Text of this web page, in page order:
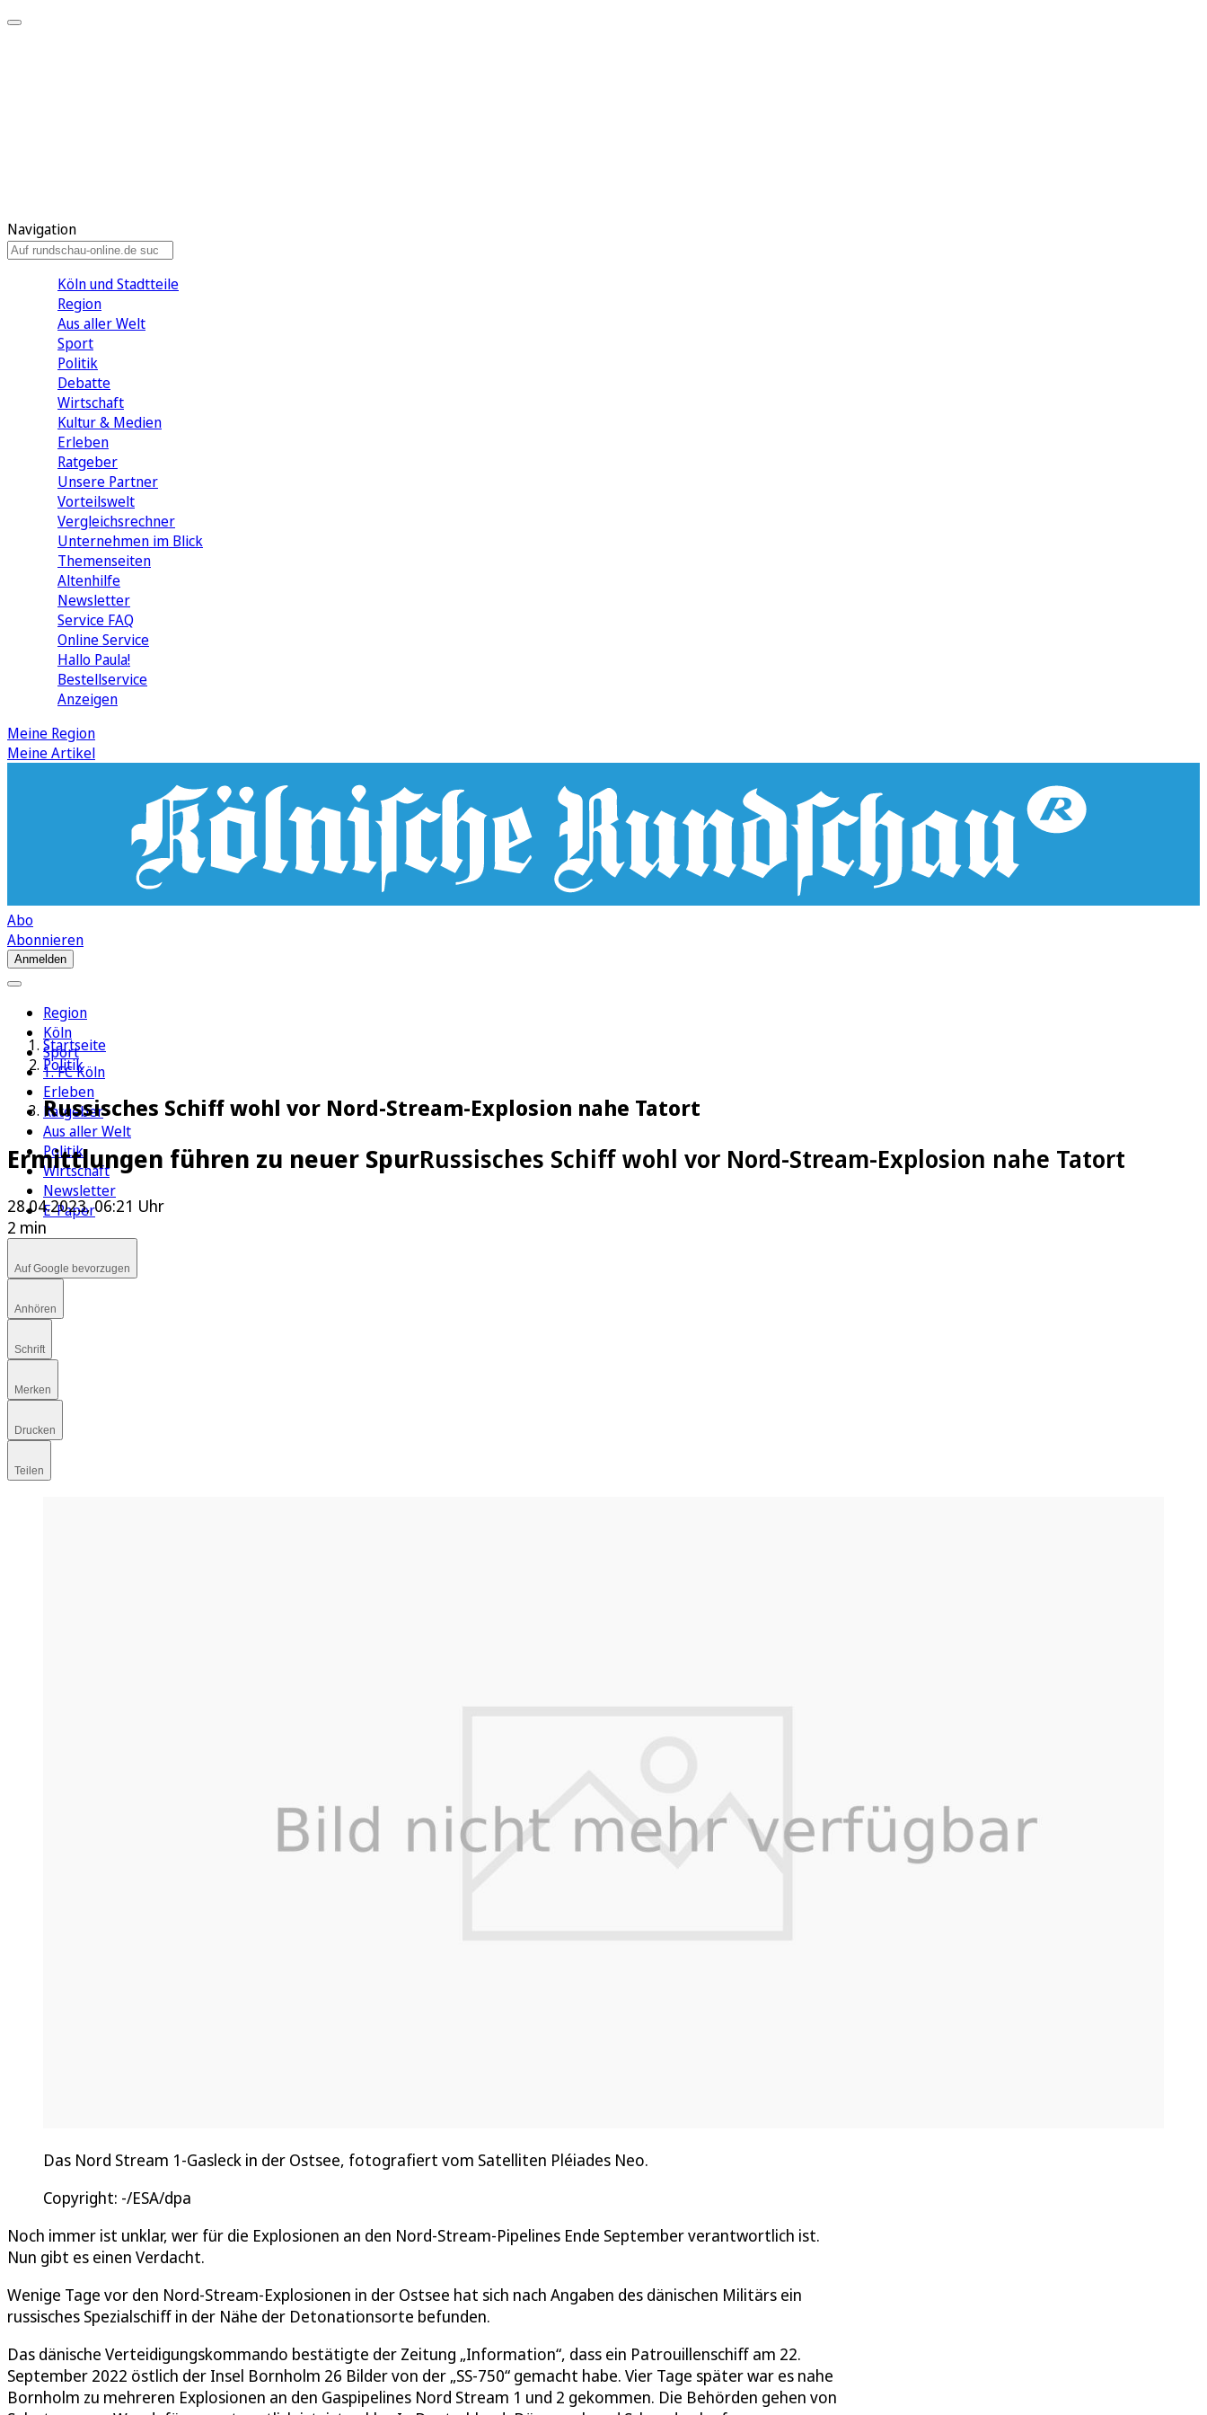
Navigation
Köln und Stadtteile
Region
Aus aller Welt
Sport
Politik
Debatte
Wirtschaft
Kultur & Medien
Erleben
Ratgeber
Unsere Partner
Vorteilswelt
Vergleichsrechner
Unternehmen im Blick
Themenseiten
Altenhilfe
Newsletter
Service FAQ
Online Service
Hallo Paula!
Bestellservice
Anzeigen
Meine Region
Meine Artikel
Abo
Abonnieren
Anmelden
Region
Köln
Sport
1. FC Köln
Erleben
Ratgeber
Aus aller Welt
Politik
Wirtschaft
Newsletter
E-Paper
Startseite
Politik
Russisches Schiff wohl vor Nord-Stream-Explosion nahe Tatort
Ermittlungen führen zu neuer SpurRussisches Schiff wohl vor Nord-Stream-Explosion nahe Tatort
28.04.2023, 06:21 Uhr
2 min
Auf Google bevorzugen
Anhören
Schrift
Merken
Drucken
Teilen
Das Nord Stream 1-Gasleck in der Ostsee, fotografiert vom Satelliten Pléiades Neo.
Copyright: -/ESA/dpa
Noch immer ist unklar, wer für die Explosionen an den Nord-Stream-Pipelines Ende September verantwortlich ist.
Nun gibt es einen Verdacht.
Wenige Tage vor den Nord-Stream-Explosionen in der Ostsee hat sich nach Angaben des dänischen Militärs ein
russisches Spezialschiff in der Nähe der Detonationsorte befunden.
Das dänische Verteidigungskommando bestätigte der Zeitung „Information“, dass ein Patrouillenschiff am 22.
September 2022 östlich der Insel Bornholm 26 Bilder von der „SS-750“ gemacht habe. Vier Tage später war es nahe
Bornholm zu mehreren Explosionen an den Gaspipelines Nord Stream 1 und 2 gekommen. Die Behörden gehen von